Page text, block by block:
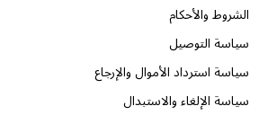
الشروط والأحكام
سياسة التوصيل
سياسة استرداد الأموال والإرجاع
سياسة الإلغاء والاستبدال